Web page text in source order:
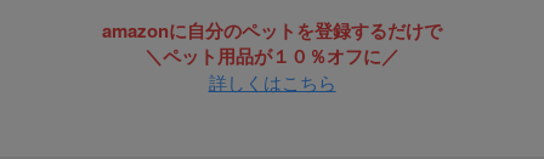
amazonに自分のペットを登録するだけで
＼ペット用品が１０％オフに／
詳しくはこちら